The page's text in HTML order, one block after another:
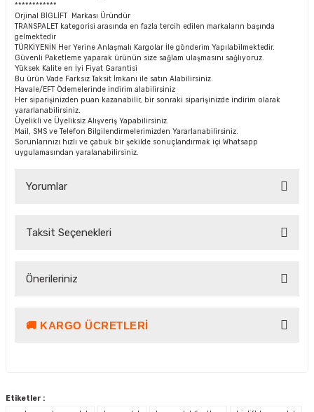
************
Orjinal BİGLİFT Markası Üründür
TRANSPALET kategorisi arasında en fazla tercih edilen markaların başında
gelmektedir
TÜRKİYENİN Her Yerine Anlaşmalı Kargolar İle gönderim Yapılabilmektedir.
Güvenli Paketleme yaparak ürünün size sağlam ulaşmasını sağlıyoruz.
Yüksek Kalite en İyi Fiyat Garantisi
Bu ürün Vade Farksız Taksit İmkanı ile satın Alabilirsiniz.
Havale/EFT Ödemelerinde indirim alabilirsiniz
Her siparişinizden puan kazanabilir, bir sonraki siparişinizde indirim olarak
yararlanabilirsiniz.
Üyelikli ve Üyeliksiz Alışveriş Yapabilirsiniz.
Mail, SMS ve Telefon Bilgilendirmelerimizden Yararlanabilirsiniz.
Sorunlarınızı hızlı ve çabuk bir şekilde sonuçlandırmak içi Whatsapp
uygulamasından yaralanabilirsiniz.
Yorumlar
Taksit Seçenekleri
Önerileriniz
Bu ürünün fiyat bilgisi, resim, ürün açıklamalarında ve diğer
🚚 KARGO ÜCRETLERI
Etiketler :